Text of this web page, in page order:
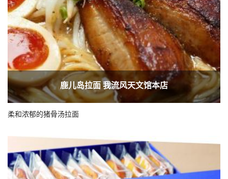
鹿儿岛拉面 我流风天文馆本店
柔和浓郁的猪骨汤拉面